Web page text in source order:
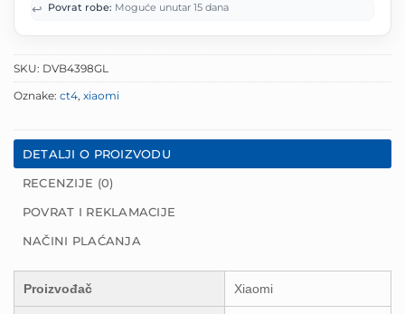
↩️ Povrat robe: Moguće unutar 15 dana
SKU: DVB4398GL
Oznake: ct4, xiaomi
DETALJI O PROIZVODU
RECENZIJE (0)
POVRAT I REKLAMACIJE
NAČINI PLAĆANJA
Proizvođač Xiaomi